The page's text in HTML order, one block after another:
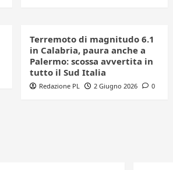
Terremoto di magnitudo 6.1
in Calabria, paura anche a
Palermo: scossa avvertita in
tutto il Sud Italia
Redazione PL 2 Giugno 2026 0